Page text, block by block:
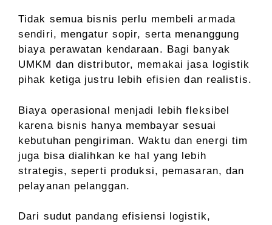
Tidak semua bisnis perlu membeli armada
sendiri, mengatur sopir, serta menanggung
biaya perawatan kendaraan. Bagi banyak
UMKM dan distributor, memakai jasa logistik
pihak ketiga justru lebih efisien dan realistis.
Biaya operasional menjadi lebih fleksibel
karena bisnis hanya membayar sesuai
kebutuhan pengiriman. Waktu dan energi tim
juga bisa dialihkan ke hal yang lebih
strategis, seperti produksi, pemasaran, dan
pelayanan pelanggan.
Dari sudut pandang efisiensi logistik,